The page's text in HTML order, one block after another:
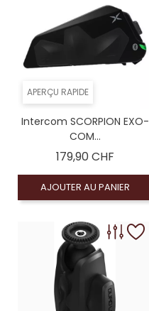
APERÇU RAPIDE
Intercom SCORPION EXO-
COM...
179,90 CHFPrix
AJOUTER AU PANIER